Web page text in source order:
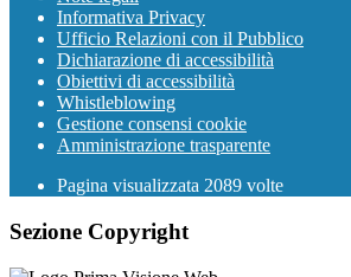
Informativa Privacy
Ufficio Relazioni con il Pubblico
Dichiarazione di accessibilità
Obiettivi di accessibilità
Whistleblowing
Gestione consensi cookie
Amministrazione trasparente
Pagina visualizzata 2089 volte
Sezione Copyright